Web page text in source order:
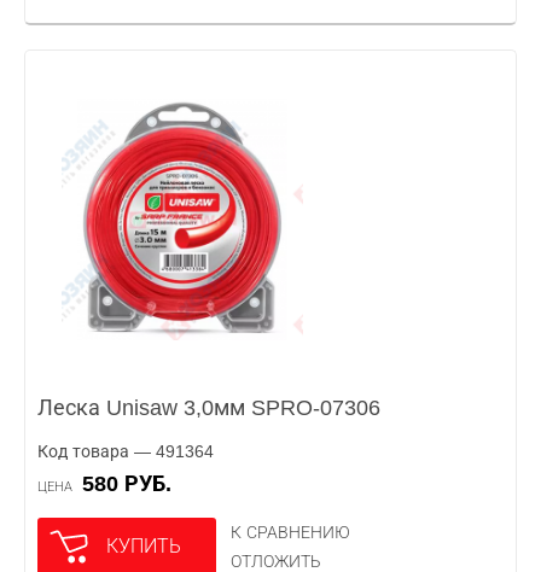
Леска Unisaw 3,0мм SPRO-07306
Код товара — 491364
ЦЕНА 580 РУБ.
КУПИТЬ
К СРАВНЕНИЮ
ОТЛОЖИТЬ